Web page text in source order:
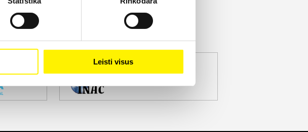
Leisti visus
Projekto partneris